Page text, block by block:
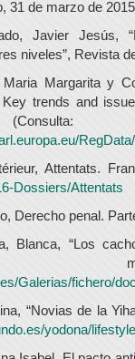
31 de marzo de
Javier Jesús,
niveles”, Revista
Maria Margarita y
trends and
Attentats.
Dossiers/Attentats
Derecho penal.
Blanca, “Los
Galerias/fichero/
“Novias de la
yodona/